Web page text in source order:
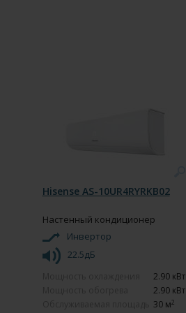
Hisense AS-10UR4RYRKB02
Настенный кондиционер
Инвертор
22.5дБ
2.90 кВт
2.90 кВт
30 м2